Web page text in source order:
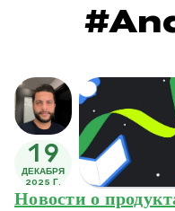
19
ДЕКАБРЯ
2025 Г.
Новости о